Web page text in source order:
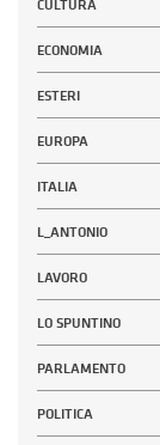
CULTURA
ECONOMIA
ESTERI
EUROPA
ITALIA
L_ANTONIO
LAVORO
LO SPUNTINO
PARLAMENTO
POLITICA